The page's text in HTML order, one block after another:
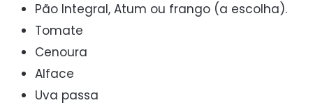
Pão Integral, Atum ou frango (a escolha).
Tomate
Cenoura
Alface
Uva passa